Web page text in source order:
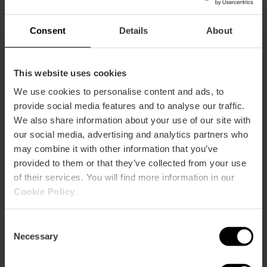
Consent Details About
This website uses cookies
We use cookies to personalise content and ads, to
provide social media features and to analyse our traffic.
We also share information about your use of our site with
our social media, advertising and analytics partners who
may combine it with other information that you’ve
provided to them or that they’ve collected from your use
of their services. You will find more information in our
Cookie Policy
Selection
Necessary
arquitecto y director de proyectos de València Capital
Mundial del Diseño 2022, junto a la firma Arqueha
Arquitectura y Urbanismo y a cargo del asesoramiento
Cosín Estudio.
El pabellón está construido con materiales como la vareta
un elemento parecido a la cerámica, que fusionan la
tradición y la vanguardia. En este espacio, a lo largo de
todo el año, se irán sucediendo diferentes talleres,
exposiciones, conferencias y encuentros entre
profesionales y público en general. Ágora València toma el
relevo de los pabellones que se levantaron en su día en
otras capitales como Helsinki o Taipéi.
Dentro de las actividades de la capitalidad del diseño, ha